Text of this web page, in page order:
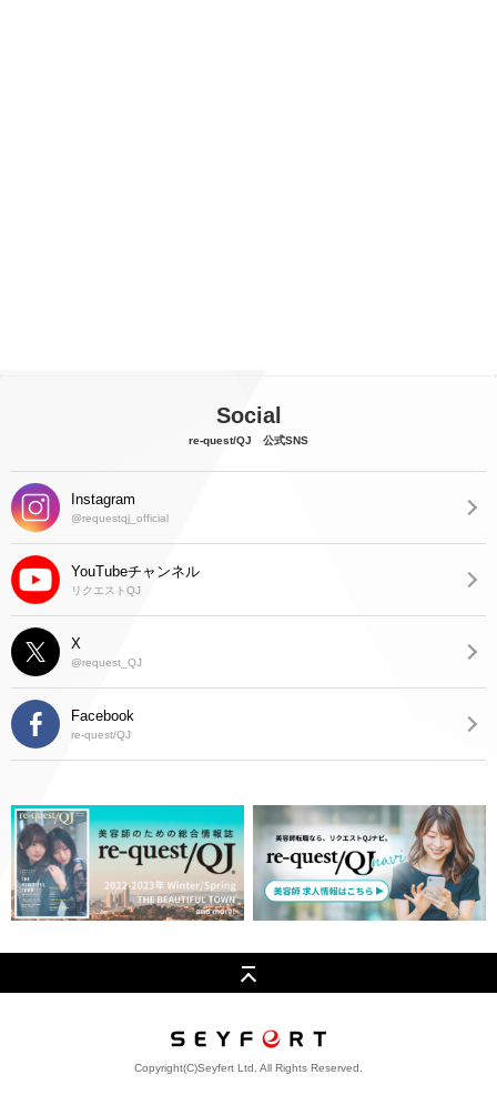
Social
re-quest/QJ 公式SNS
Instagram
@requestqj_official
YouTubeチャンネル
リクエストQJ
X
@request_QJ
Facebook
re-quest/QJ
Copyright(C)Seyfert Ltd. All Rights Reserved.